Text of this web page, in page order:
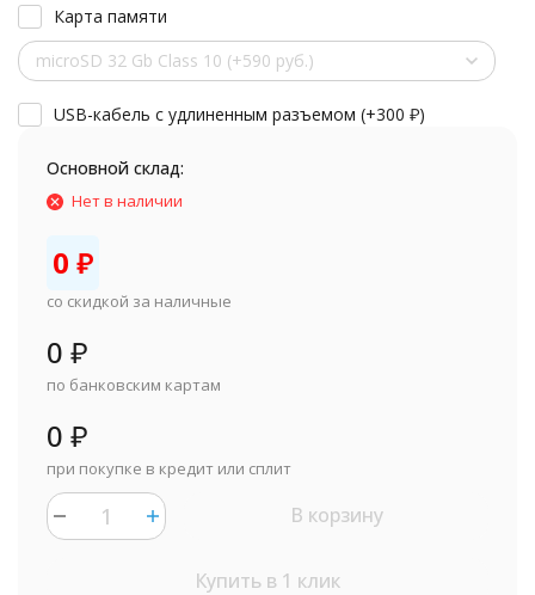
Карта памяти
microSD 32 Gb Class 10 (+590 руб.)
USB-кабель с удлиненным разъемом (+300 ₽)
Основной склад:
Нет в наличии
0 ₽
со скидкой за наличные
0 ₽
по банковским картам
0 ₽
при покупке в кредит или сплит
В корзину
Купить в 1 клик